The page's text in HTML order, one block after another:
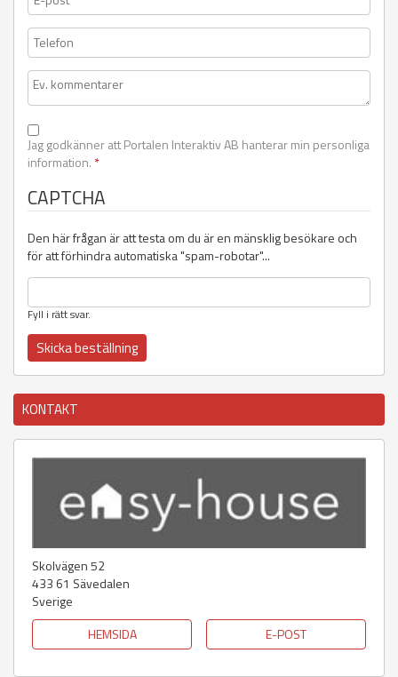
Jag godkänner att Portalen Interaktiv AB hanterar min personliga
information. *
CAPTCHA
Den här frågan är att testa om du är en mänsklig besökare och
för att förhindra automatiska "spam-robotar"...
Fyll i rätt svar.
KONTAKT
Skolvägen 52
433 61 Sävedalen
Sverige
HEMSIDA
E-POST